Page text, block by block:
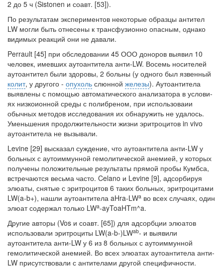
2 до 5 ч (Sistonen и соавт. [53]).
По результатам экспериментов некоторые образцы антител
LW могли быть отнесены к трансфузионно опасным, однако
видимых реакций они не давали.
Perrault [45] при обследовании 45 ООО доноров выявил 10
человек, имев­ших аутоантитела анти-LW. Восемь носителей
аутоантител были здоровы, 2 больны (у одного был язвенный
колит, у другого - опухоль слюнной железы). Аутоантитела
выявлены с помощью автоматического анализатора в услови­
ях низкоионной среды с полибреном, при использоваии
обычных методов ис­следования их обнаружить не удалось.
Уменьшения продолжительности жизни эритроцитов in vivo
аутоантитела не вызывали.
Levine [29] высказал суждение, что аутоантитела анти-LW у
больных с ау­тоиммунной гемолитической анемией, у которых
получены положительные результаты прямой пробы Кумбса,
встречаются весьма часто. Celano и Levine [9], адсорбируя
элюаты, снятые с эритроцитов 6 таких больных, эритроцитами
LW(a-b+), нашли аутоантитела aHra-LWa во всех случаях, один
элюат содер­жал только LWa-ayToaHTm^a.
Другие авторы (Vos и соавт. [65]) для адсорбции элюатов
использовали эри­троциты LW(a-b-)LWab- и выявили
аутоантитела анти-LW у 6 из 8 больных с аутоиммунной
гемолитической анемией. Во всех элюатах аутоантитела анти-
LW присутствовали с антителами другой специфичности.